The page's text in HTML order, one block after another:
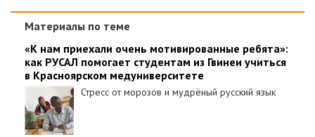
Материалы по теме
«К нам приехали очень мотивированные ребята»:
как РУСАЛ помогает студентам из Гвинеи учиться
в Красноярском медуниверситете
Стресс от морозов и мудрёный русский язык